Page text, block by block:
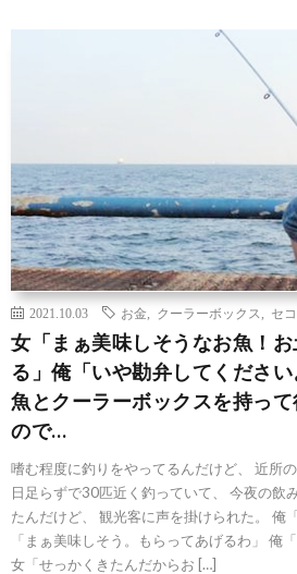
2021.10.03 お金 クーラーボックス セ
女「まぁ美味しそうなお魚！
る」俺「いや勘弁してくださ
魚とクーラーボックスを持っ
ので…
嗜む程度に釣りをやってるんだけど、 近所
日足らずで30匹近く釣っていて、 今夜の飲
たんだけど、 観光客に声を掛けられた。 俺
「まぁ美味しそう。もらってあげるわ」 俺
女「せっかくきたんだからお […]